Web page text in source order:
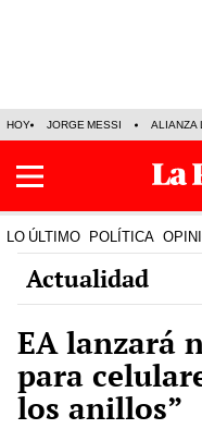
HOY JORGE MESSI ALIANZA
LO ÚLTIMO POLÍTICA
Actualidad
EA lanzará
para
los anillos”